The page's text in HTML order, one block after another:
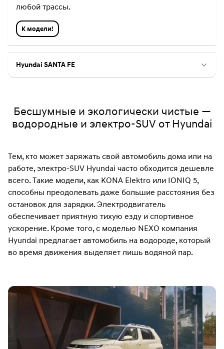
любой трассы.
К модели!
Hyundai SANTA FE
Бесшумные и экологически чистые —
водородные и электро-SUV от Hyundai
Тем, кто может заряжать свой автомобиль дома или на
работе, электро-SUV Hyundai часто обходится дешевле
всего. Такие модели, как KONA Elektro или IONIQ 5,
способны преодолевать даже большие расстояния без
остановок для зарядки. Электродвигатель
обеспечивает приятную тихую езду и спортивное
ускорение. Кроме того, с моделью NEXO компания
Hyundai предлагает автомобиль на водороде, который
во время движения выделяет лишь водяной пар.